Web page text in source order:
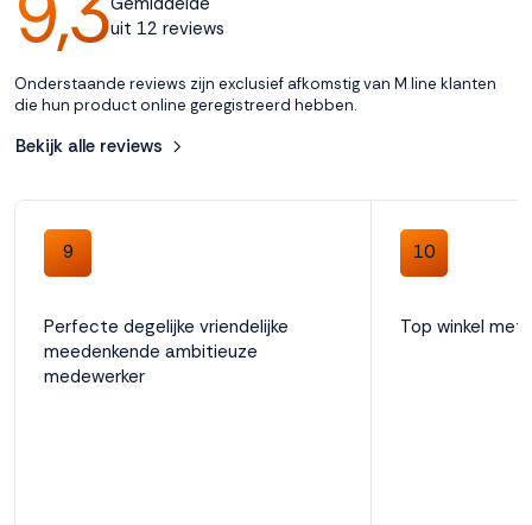
Weigeren
Accepteren
uit 12 reviews
Onderstaande reviews zijn exclusief afkomstig van M line klanten
die hun product online geregistreerd hebben.
Bekijk alle reviews
9
Perfecte degelijke vriendelijke
meedenkende ambitieuze
medewerker
10
Top winkel met